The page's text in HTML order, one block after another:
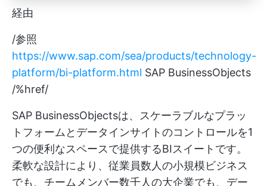
経由
/参照
https://www.sap.com/sea/products/technology-
platform/bi-platform.html SAP BusinessObjects
/%href/
SAP BusinessObjectsは、スケーラブルなプラッ
トフォームとデータインサイトのコントロールを1
つの便利なスペースで提供するBIスイートです。
柔軟な設計により、従業員数人の小規模ビジネス
でも、チームメンバー数千人の大企業でも、デー